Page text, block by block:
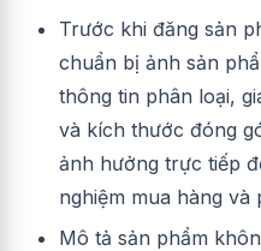
Trước khi đăng sản
chuẩn bị ảnh sản
thông tin phân loại,
và kích thước đóng
ảnh hưởng trực tiếp
nghiệm mua hàng và
Mô tả sản phẩm